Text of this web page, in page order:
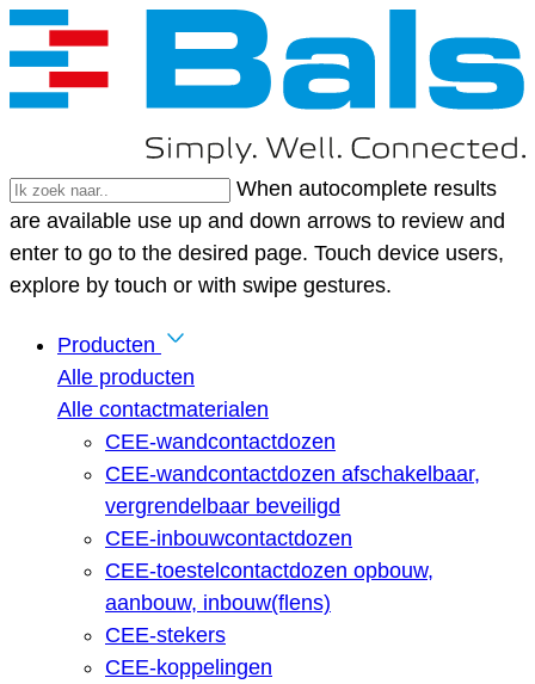
When autocomplete results
are available use up and down arrows to review and
enter to go to the desired page. Touch device users,
explore by touch or with swipe gestures.
Producten
Alle producten
Alle contactmaterialen
CEE-wandcontactdozen
CEE-wandcontactdozen afschakelbaar,
vergrendelbaar beveiligd
CEE-inbouwcontactdozen
CEE-toestelcontactdozen opbouw,
aanbouw, inbouw(flens)
CEE-stekers
CEE-koppelingen